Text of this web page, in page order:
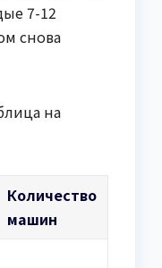
7-12
снова
на
Количество
машин